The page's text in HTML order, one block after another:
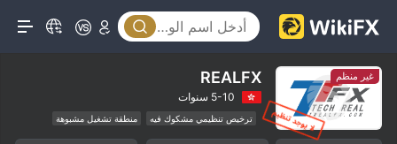
غير منظم REALFX
5-10 سنوات
ترخيص تنظيمي مشكوك فيه
منطقة تشغيل مشبوهة
مخاطر عالية
0
2
3
4